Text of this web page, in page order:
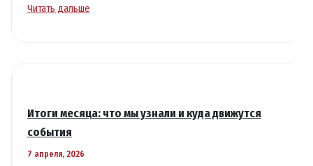
Благоустройство
цена,
инженерия
и
сценарии
Читать дальше
Итоги месяца: что мы узнали и куда движутся
события
7 апреля, 2026